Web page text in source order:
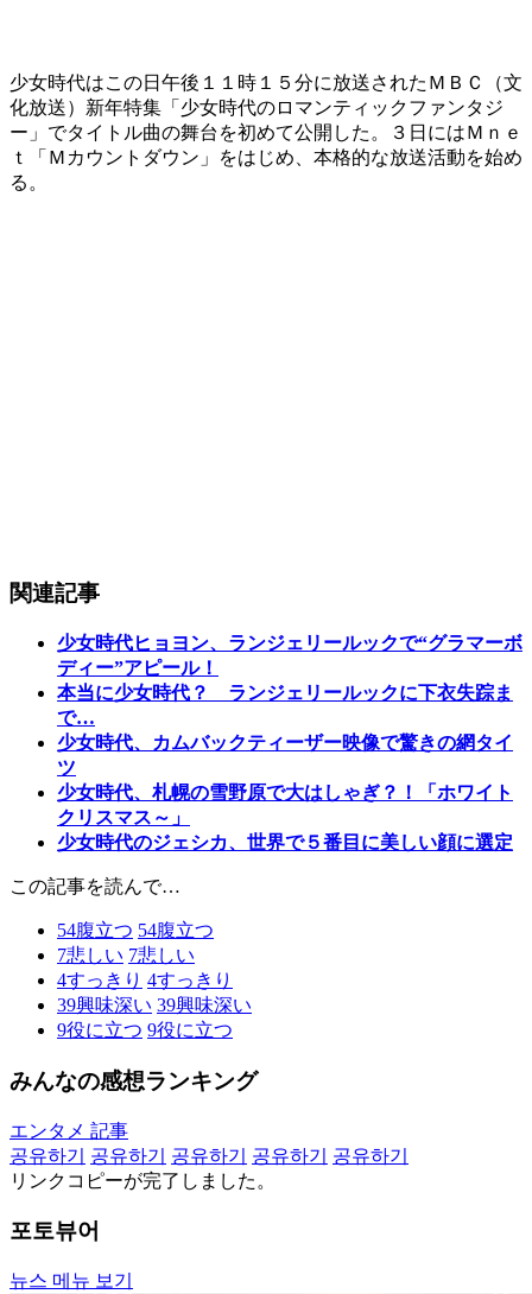
少女時代はこの日午後１１時１５分に放送されたＭＢＣ（文
化放送）新年特集「少女時代のロマンティックファンタジ
ー」でタイトル曲の舞台を初めて公開した。３日にはＭｎｅ
ｔ「Ｍカウントダウン」をはじめ、本格的な放送活動を始め
る。
関連記事
少女時代ヒョヨン、ランジェリールックで“グラマーボ
ディー”アピール！
本当に少女時代？ ランジェリールックに下衣失踪ま
で…
少女時代、カムバックティーザー映像で驚きの網タイ
ツ
少女時代、札幌の雪野原で大はしゃぎ？！「ホワイト
クリスマス～」
少女時代のジェシカ、世界で５番目に美しい顔に選定
この記事を読んで…
54腹立つ 54腹立つ
7悲しい 7悲しい
4すっきり 4すっきり
39興味深い 39興味深い
9役に立つ 9役に立つ
みんなの感想ランキング
エンタメ 記事
공유하기
공유하기 공유하기 공유하기
공유하기
リンクコピーが完了しました。
포토뷰어
뉴스 메뉴 보기